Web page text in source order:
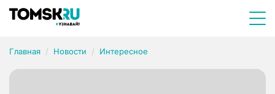
Главная Новости Интересное